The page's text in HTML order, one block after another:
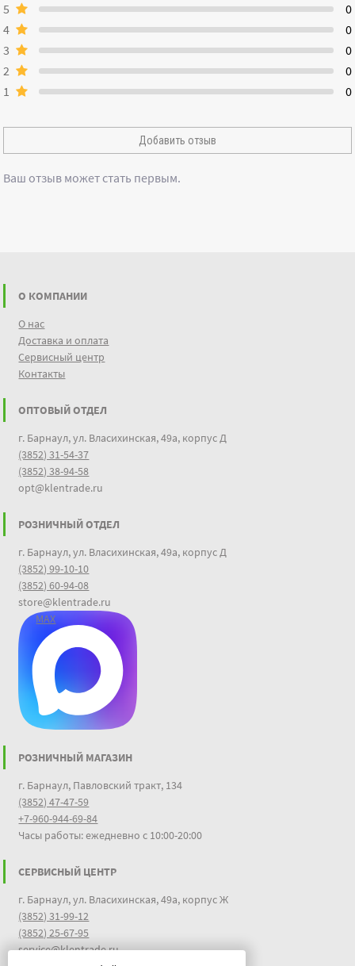
Ваш отзыв может стать первым.
5
0
4
0
3
0
2
0
1
0
Добавить отзыв
О КОМПАНИИ
О нас
Доставка и оплата
Сервисный центр
Контакты
ОПТОВЫЙ ОТДЕЛ
г. Барнаул, ул. Власихинская, 49а, корпус Д
(3852) 31-54-37
(3852) 38-94-58
opt@klentrade.ru
РОЗНИЧНЫЙ ОТДЕЛ
г. Барнаул, ул. Власихинская, 49а, корпус Д
(3852) 99-10-10
(3852) 60-94-08
store@klentrade.ru
MAX
РОЗНИЧНЫЙ МАГАЗИН
г. Барнаул, Павловский тракт, 134
(3852) 47-47-59
+7-960-944-69-84
Часы работы: ежедневно с 10:00-20:00
СЕРВИСНЫЙ ЦЕНТР
г. Барнаул, ул. Власихинская, 49а, корпус Ж
(3852) 31-99-12
(3852) 25-67-95
service@klentrade.ru